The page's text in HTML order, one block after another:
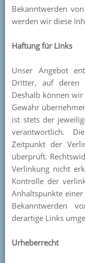
Bekanntwerden
werden wir diese
Haftung für Links
Unser Angebot
Dritter, auf deren
Deshalb können
Gewähr
ist stets der
verantwortlich.
Zeitpunkt der
überprüft.
Verlinkung nicht
Kontrolle der
Anhaltspunkte
Bekanntwerden
derartige Links
Urheberrecht